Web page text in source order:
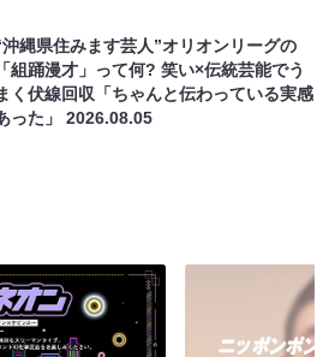
沖縄県住みます芸人”オリオンリーグの
「組踊漫才」って何? 笑い×伝統芸能でう
く伏線回収「ちゃんと伝わっている実感
った」2026.08.05